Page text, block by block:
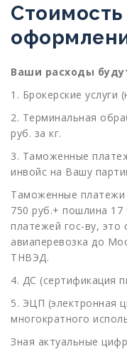
Ваши расходы
1. Брокерские услуги
2. Терминальная
руб. за кг.
3. Таможенные
инвойс на Вашу
Таможенные платежи
750 руб.+ пошлина
платежей гос-ву, это
авиаперевозка до
ТНВЭД.
4. ДС (сертификация
5. ЭЦП (электронная
многократного
Зная актуальные